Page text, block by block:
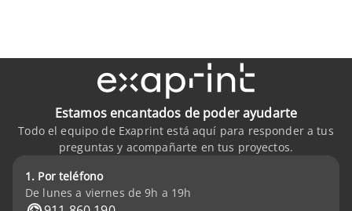
Estamos encantados de poder ayudarte
Todo el equipo de Exaprint está aquí para responder a tus
preguntas y acompañarte en tus proyectos.
1. Por teléfono
De lunes a viernes de 9h a 19h